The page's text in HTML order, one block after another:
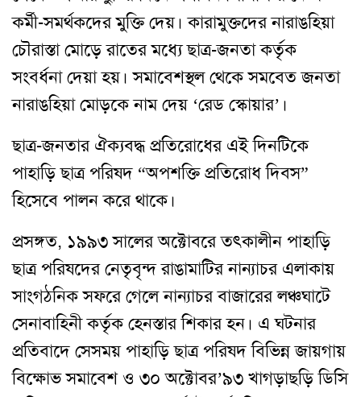
কর্মী-সমর্থকদের মুক্তি দেয়। কারামুক্তদের নারাঙহিয়া
চৌরাস্তা মোড়ে রাতের মধ্যে ছাত্র-জনতা কর্তৃক
সংবর্ধনা দেয়া হয়। সমাবেশস্থল থেকে সমবেত জনতা
নারাঙহিয়া মোড়কে নাম দেয় ‘রেড স্কোয়ার’।
ছাত্র-জনতার ঐক্যবদ্ধ প্রতিরোধের এই দিনটিকে
পাহাড়ি ছাত্র পরিষদ “অপশক্তি প্রতিরোধ দিবস”
হিসেবে পালন করে থাকে।
প্রসঙ্গত, ১৯৯৩ সালের অক্টোবরে তৎকালীন পাহাড়ি
ছাত্র পরিষদের নেতৃবৃন্দ রাঙামাটির নান্যাচর এলাকায়
সাংগঠনিক সফরে গেলে নান্যাচর বাজারের লঞ্চঘাটে
সেনাবাহিনী কর্তৃক হেনস্তার শিকার হন। এ ঘটনার
প্রতিবাদে সেসময় পাহাড়ি ছাত্র পরিষদ বিভিন্ন জায়গায়
বিক্ষোভ সমাবেশ ও ৩০ অক্টোবর’৯৩ খাগড়াছড়ি ডিসি